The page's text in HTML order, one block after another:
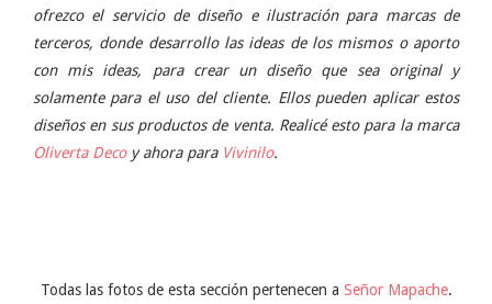
ofrezco el servicio de diseño e ilustración para marcas de
terceros, donde desarrollo las ideas de los mismos o aporto
con mis ideas, para crear un diseño que sea original y
solamente para el uso del cliente. Ellos pueden aplicar estos
diseños en sus productos de venta. Realicé esto para la marca
Oliverta Decoy ahora para Vivinilo.
Todas las fotos de esta sección pertenecen a Señor Mapache.